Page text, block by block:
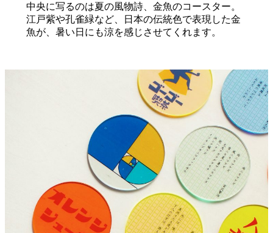
中央に写るのは夏の風物詩、金魚のコースター。
江戸紫や孔雀緑など、日本の伝統色で表現した金
魚が、暑い日にも涼を感じさせてくれます。